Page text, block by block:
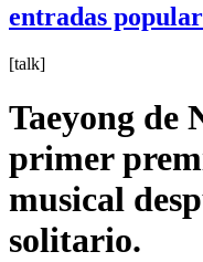
entradas
[talk]
Taeyong de
primer
musical
solitario.